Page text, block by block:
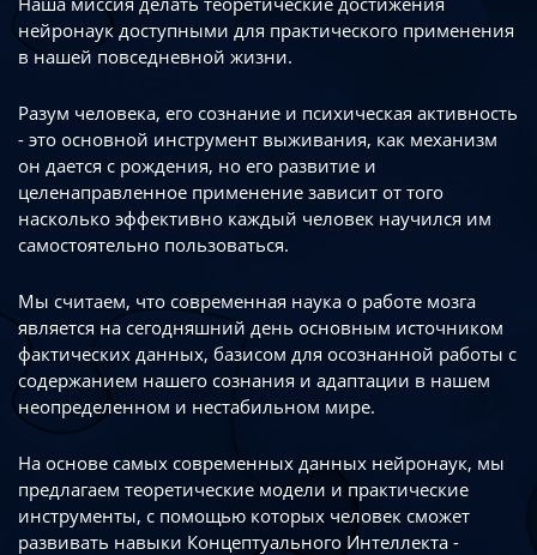
нейронаук доступными для практического применения
в нашей повседневной жизни.
Разум человека, его сознание и психическая активность
- это основной инструмент выживания, как механизм
он дается с рождения, но его развитие и
целенаправленное применение зависит от того
насколько эффективно каждый человек научился им
самостоятельно пользоваться.
Мы считаем, что современная наука о работе мозга
является на сегодняшний день основным источником
фактических данных, базисом для осознанной работы с
содержанием нашего сознания и адаптации в нашем
неопределенном и нестабильном мире.
На основе самых современных данных нейронаук, мы
предлагаем теоретические модели и практические
инструменты, с помощью которых человек сможет
развивать навыки Концептуального Интеллекта -